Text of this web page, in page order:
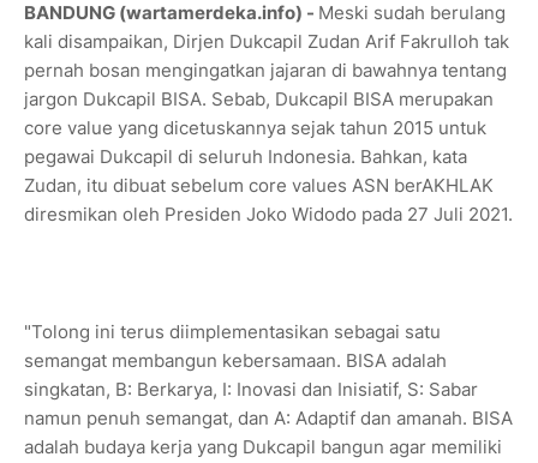
BANDUNG (wartamerdeka.info) - Meski sudah berulang
kali disampaikan, Dirjen Dukcapil Zudan Arif Fakrulloh tak
pernah bosan mengingatkan jajaran di bawahnya tentang
jargon Dukcapil BISA. Sebab, Dukcapil BISA merupakan
core value yang dicetuskannya sejak tahun 2015 untuk
pegawai Dukcapil di seluruh Indonesia. Bahkan, kata
Zudan, itu dibuat sebelum core values ASN berAKHLAK
diresmikan oleh Presiden Joko Widodo pada 27 Juli 2021.
"Tolong ini terus diimplementasikan sebagai satu
semangat membangun kebersamaan. BISA adalah
singkatan, B: Berkarya, I: Inovasi dan Inisiatif, S: Sabar
namun penuh semangat, dan A: Adaptif dan amanah. BISA
adalah budaya kerja yang Dukcapil bangun agar memiliki